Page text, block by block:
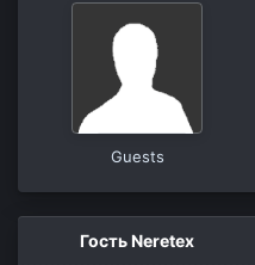
Guests
Гость Neretex